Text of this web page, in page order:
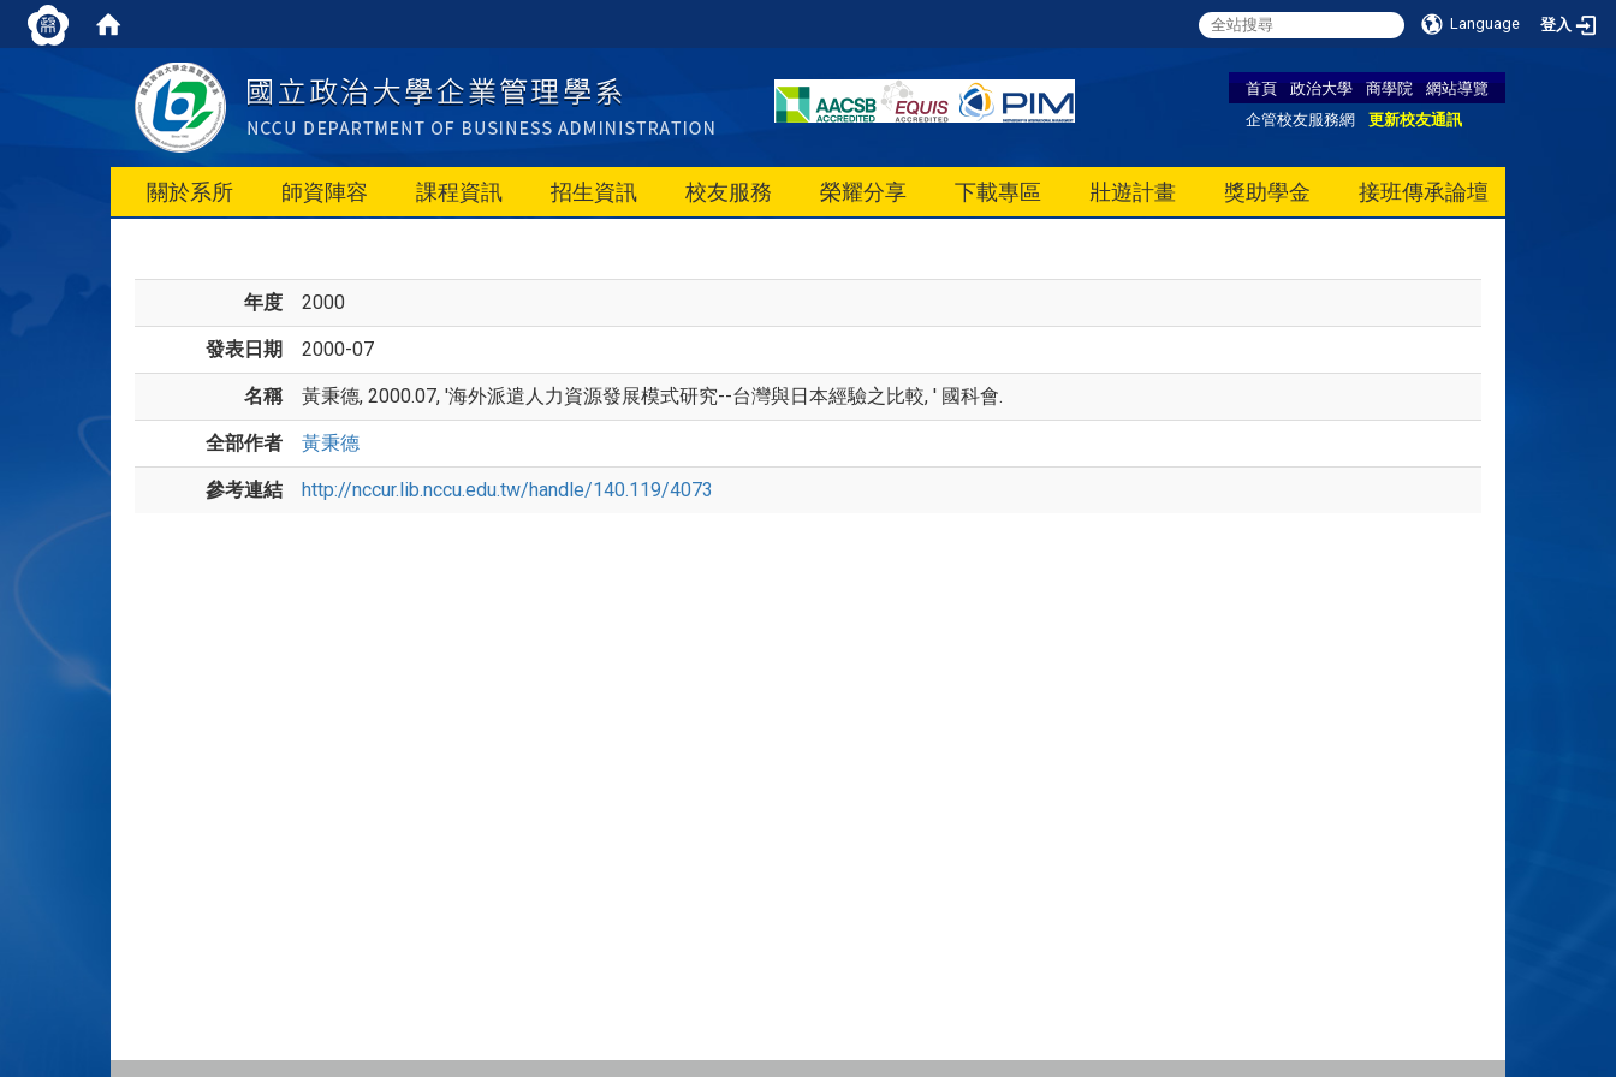
Language 登入
首頁 政治大學 商學院
網站導覽
企管校友服務網
更新校友通訊
關於系所 師資陣容 課程資訊 招生資訊 校友服務 榮耀分享 下載專區 壯遊計畫 獎助學金 接班傳承論壇
年度 2000
發表日期 2000-07
名稱 黃秉德, 2000.07, '海外派遣人力資源發展模式研究--台灣與日本經驗之比較, ' 國科會.
全部作者 黃秉德
參考連結 http://nccur.lib.nccu.edu.tw/handle/140.119/4073